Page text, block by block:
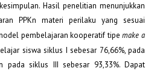
Hasil penelitian menunjukkan
PPKn materi perilaku yang sesuai
pembelajaran kooperatif tipemake a
siswa siklus I sebesar 76,66%, pada
siklus III sebesar 93,33%. Dapat